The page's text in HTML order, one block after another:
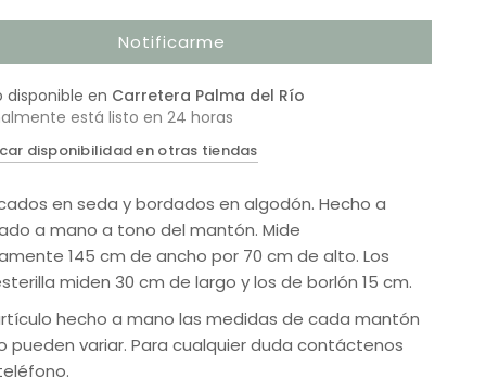
Notificarme
disponible en Carretera Palma del Río
está listo en 24 horas
disponibilidad en otras tiendas
en seda y bordados en algodón. Hecho a
a mano a tono del mantón. Mide
145 cm de ancho por 70 cm de alto. Los
miden 30 cm de largo y los de borlón 15 cm.
hecho a mano las medidas de cada mantón
pueden variar. Para cualquier duda contáctenos